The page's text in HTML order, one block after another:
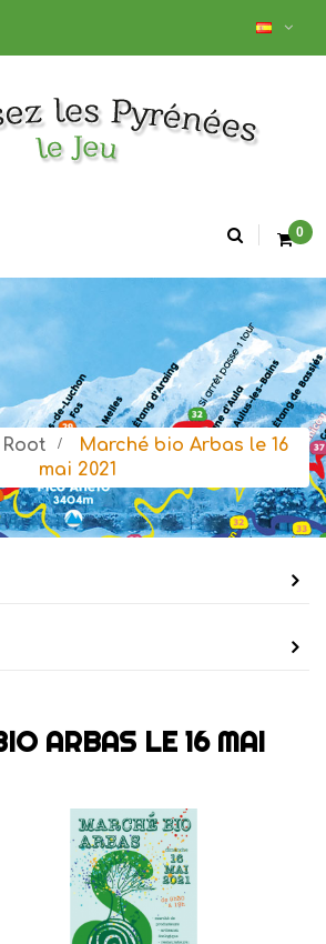
0
Root >
Marché bio Arbas le 16
mai 2021
ARBAS LE 16 MAI